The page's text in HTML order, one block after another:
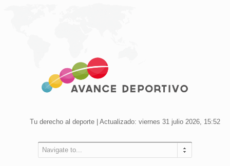
Tu derecho al deporte | Actualizado: viernes 31 julio 2026, 15:52
Navigate to...